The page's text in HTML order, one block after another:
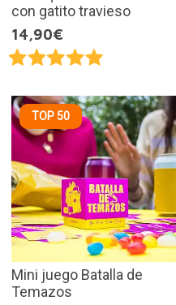
con gatito travieso
14,90€
TOP 50
Mini juego Batalla de
Temazos